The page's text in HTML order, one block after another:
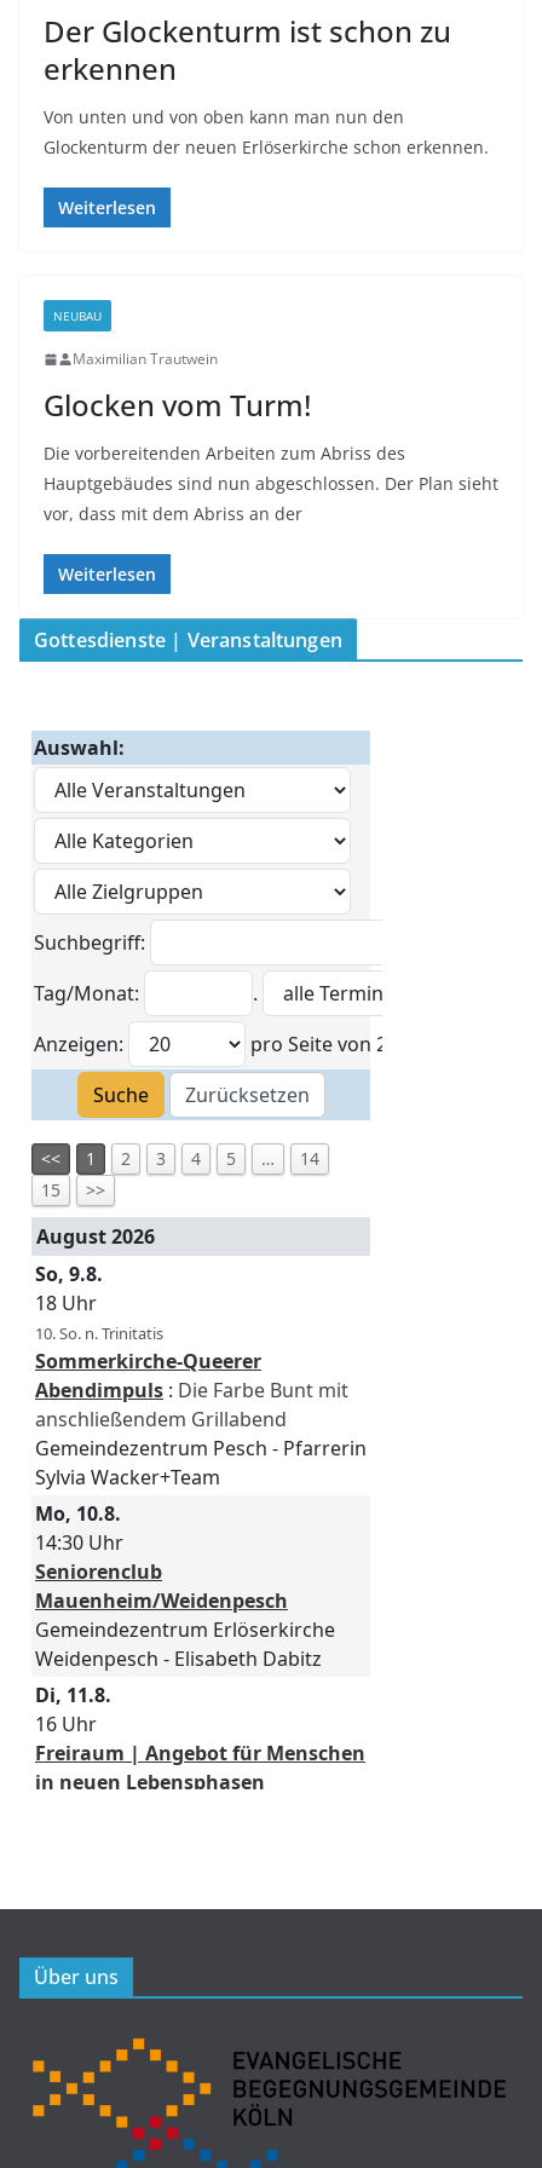
Der Glockenturm ist schon zu
erkennen
Von unten und von oben kann man nun den
Glockenturm der neuen Erlöserkirche schon erkennen.
Weiterlesen
NEUBAU
Maximilian Trautwein
Glocken vom Turm!
Die vorbereitenden Arbeiten zum Abriss des
Hauptgebäudes sind nun abgeschlossen. Der Plan sieht
vor, dass mit dem Abriss an der
Weiterlesen
Gottesdienste | Veranstaltungen
Über uns